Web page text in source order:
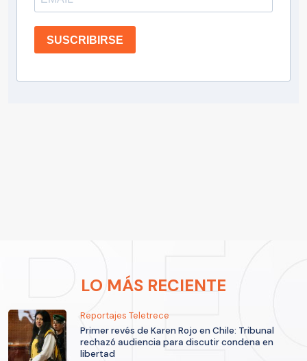
SUSCRIBIRSE
LO MÁS RECIENTE
Reportajes Teletrece
Primer revés de Karen Rojo en Chile: Tribunal
rechazó audiencia para discutir condena en
libertad